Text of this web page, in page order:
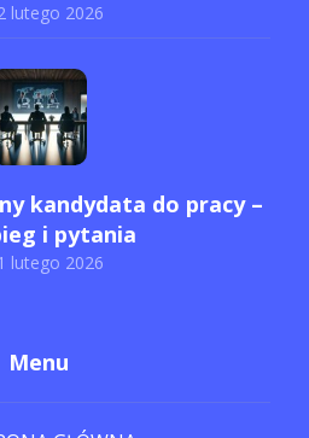
lutego 2026
kandydata do pracy –
i pytania
lutego 2026
Menu